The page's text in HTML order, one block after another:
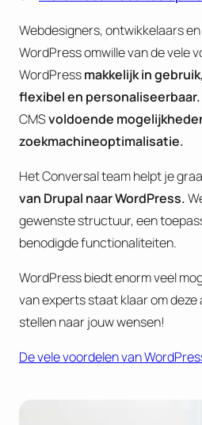
Webdesigners, ontwikkelaars
WordPress omwille van de vele
WordPressmakkelijk in
flexibel en personaliseerbaar.
CMSvoldoende
zoekmachineoptimalisatie.
Het Conversal team helpt je
van Drupal naar WordPress.
gewenste structuur, een
benodigde functionaliteiten.
WordPress biedt enorm veel
van experts staat klaar om deze
stellen naar jouw wensen!
De vele voordelen van